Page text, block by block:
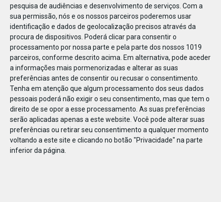
pesquisa de audiências e desenvolvimento de serviços. Com a
sua permissão, nós e os nossos parceiros poderemos usar
identificação e dados de geolocalização precisos através da
procura de dispositivos. Poderá clicar para consentir o
processamento por nossa parte e pela parte dos nossos 1019
parceiros, conforme descrito acima. Em alternativa, pode aceder
a informações mais pormenorizadas e alterar as suas
preferências antes de consentir ou recusar o consentimento.
Tenha em atenção que algum processamento dos seus dados
pessoais poderá não exigir o seu consentimento, mas que tem o
direito de se opor a esse processamento. As suas preferências
serão aplicadas apenas a este website. Você pode alterar suas
preferências ou retirar seu consentimento a qualquer momento
voltando a este site e clicando no botão "Privacidade" na parte
inferior da página.
828901528367910